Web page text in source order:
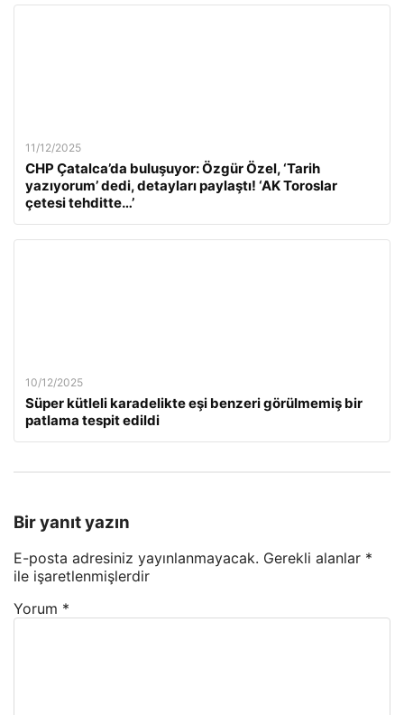
11/12/2025
CHP Çatalca’da buluşuyor: Özgür Özel, ‘Tarih
yazıyorum’ dedi, detayları paylaştı! ‘AK Toroslar
çetesi tehditte…’
10/12/2025
Süper kütleli karadelikte eşi benzeri görülmemiş bir
patlama tespit edildi
Bir yanıt yazın
E-posta adresiniz yayınlanmayacak. Gerekli alanlar *
ile işaretlenmişlerdir
Yorum *